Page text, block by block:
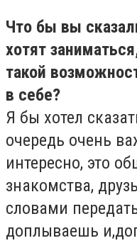
Что бы вы
хотят
такой
в себе?
Я бы хотел
очередь очень
интересно, это
знакомства,
словами
доплываешь